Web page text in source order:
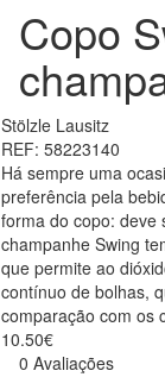
Copo
Stölzle Lausitz
REF: 58223140
Há sempre uma
preferência pela
forma do copo: deve
champanhe Swing
que permite ao
contínuo de bolhas,
comparação com os
10.50€
0 Avaliações